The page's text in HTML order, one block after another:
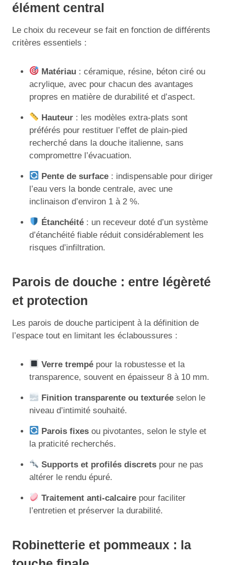
élément central
Le choix du receveur se fait en fonction de différents
critères essentiels :
Matériau : céramique, résine, béton ciré ou
acrylique, avec pour chacun des avantages
propres en matière de durabilité et d’aspect.
Hauteur : les modèles extra-plats sont
préférés pour restituer l’effet de plain-pied
recherché dans la douche italienne, sans
compromettre l’évacuation.
Pente de surface : indispensable pour diriger
l’eau vers la bonde centrale, avec une
inclinaison d’environ 1 à 2 %.
Étanchéité : un receveur doté d’un système
d’étanchéité fiable réduit considérablement les
risques d’infiltration.
Parois de douche : entre légèreté
et protection
Les parois de douche participent à la définition de
l’espace tout en limitant les éclaboussures :
Verre trempé pour la robustesse et la
transparence, souvent en épaisseur 8 à 10 mm.
Finition transparente ou texturée selon le
niveau d’intimité souhaité.
Parois fixes ou pivotantes, selon le style et
la praticité recherchés.
Supports et profilés discrets pour ne pas
altérer le rendu épuré.
Traitement anti-calcaire pour faciliter
l’entretien et préserver la durabilité.
Robinetterie et pommeaux : la